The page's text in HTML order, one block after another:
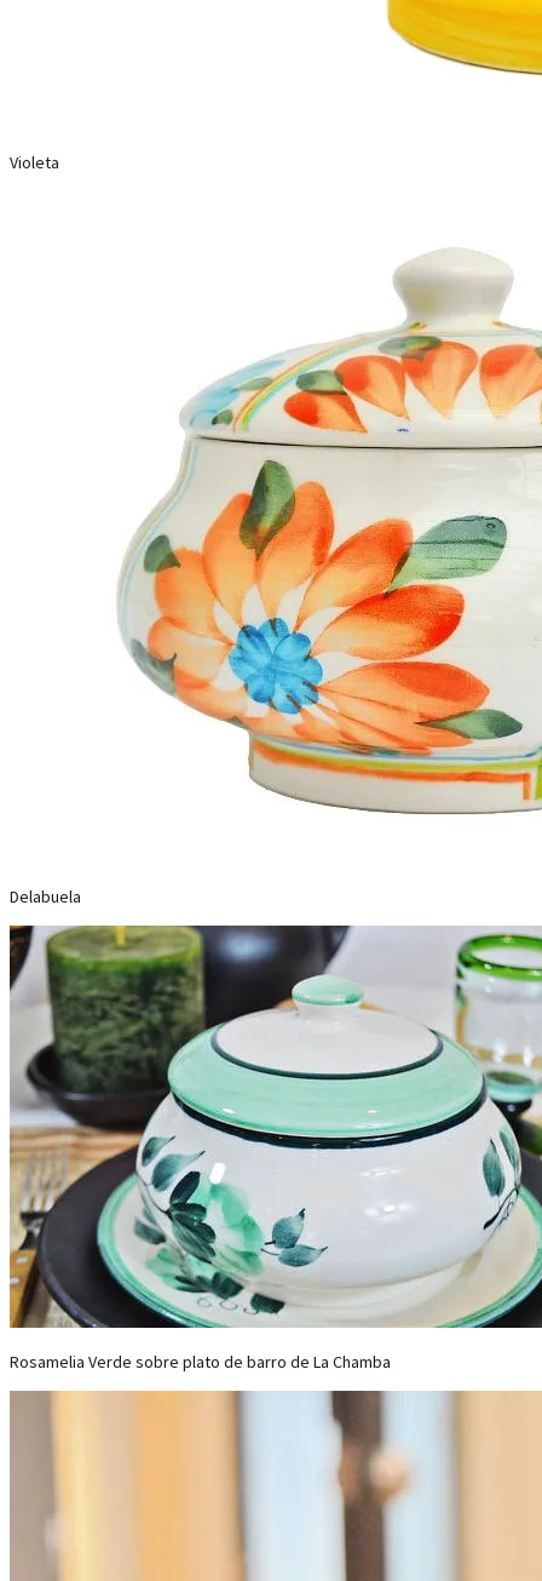
Violeta
Delabuela
Rosamelia Verde sobre plato de barro de La Chamba